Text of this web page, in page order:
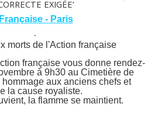
- Paris
·
morts de l'Action française
française vous donne rendez-
à 9h30 au Cimetière de
aux anciens chefs et
la cause royaliste.
la flamme se maintient.